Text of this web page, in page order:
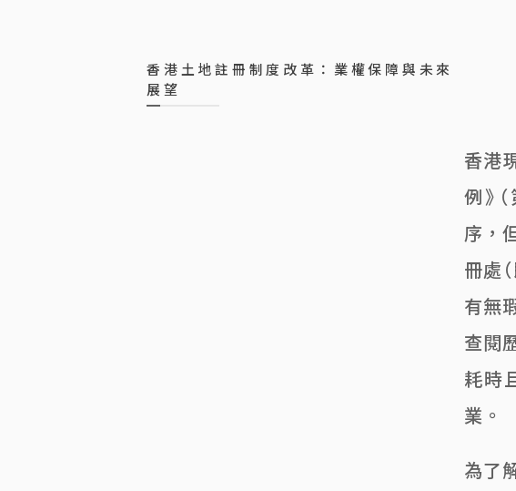
香港土地註冊制度改革：業權保障與未來
展望
香港
例》
序，
冊處
有無
查閱
耗時
業。
為了